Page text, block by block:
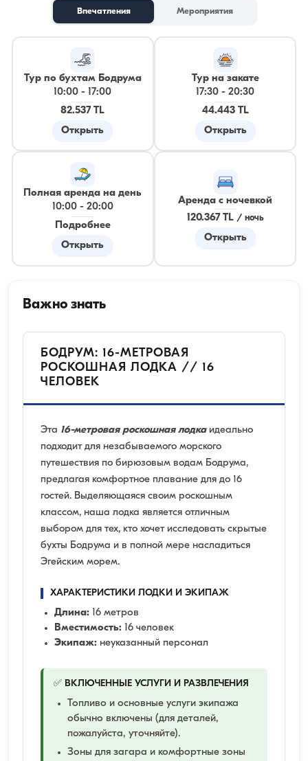
Впечатления Мероприятия
Тур по бухтам Бодрума
10:00 -
17:00
82.537 TL
Открыть
Тур на закате
17:30 -20:30
44.443 TL
Открыть
Полная аренда на день
10:00- 20:00
Подробнее
Открыть
Аренда с ночевкой
120.367 TL/ ночь
Открыть
Важно знать
БОДРУМ: 16-МЕТРОВАЯ
РОСКОШНАЯ ЛОДКА // 16
ЧЕЛОВЕК
Эта 16-метровая роскошная лодкаидеально
подходит для незабываемого морского
путешествия по бирюзовым водам Бодрума,
предлагая комфортное плавание для до 16
гостей. Выделяющаяся своим роскошным
классом, наша лодка является отличным
выбором для тех, кто хочет исследовать скрытые
бухты Бодрума и в полной мере насладиться
Эгейским морем.
ХАРАКТЕРИСТИКИ ЛОДКИ И ЭКИПАЖ
Длина: 16 метров
Вместимость: 16 человек
Экипаж: неуказанный персонал
✅ ВКЛЮЧЕННЫЕ УСЛУГИ И РАЗВЛЕЧЕНИЯ
Топливо и основные услуги экипажа
обычно включены (для деталей,
пожалуйста, уточняйте).
Зоны для загара и комфортные зоны